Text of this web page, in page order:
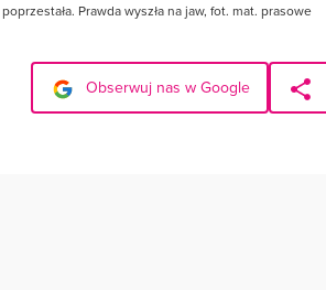
Prawda wyszła na jaw, fot. mat. prasowe
Obserwuj nas w Google